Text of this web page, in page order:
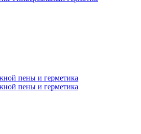
пены и герметика
пены и герметика